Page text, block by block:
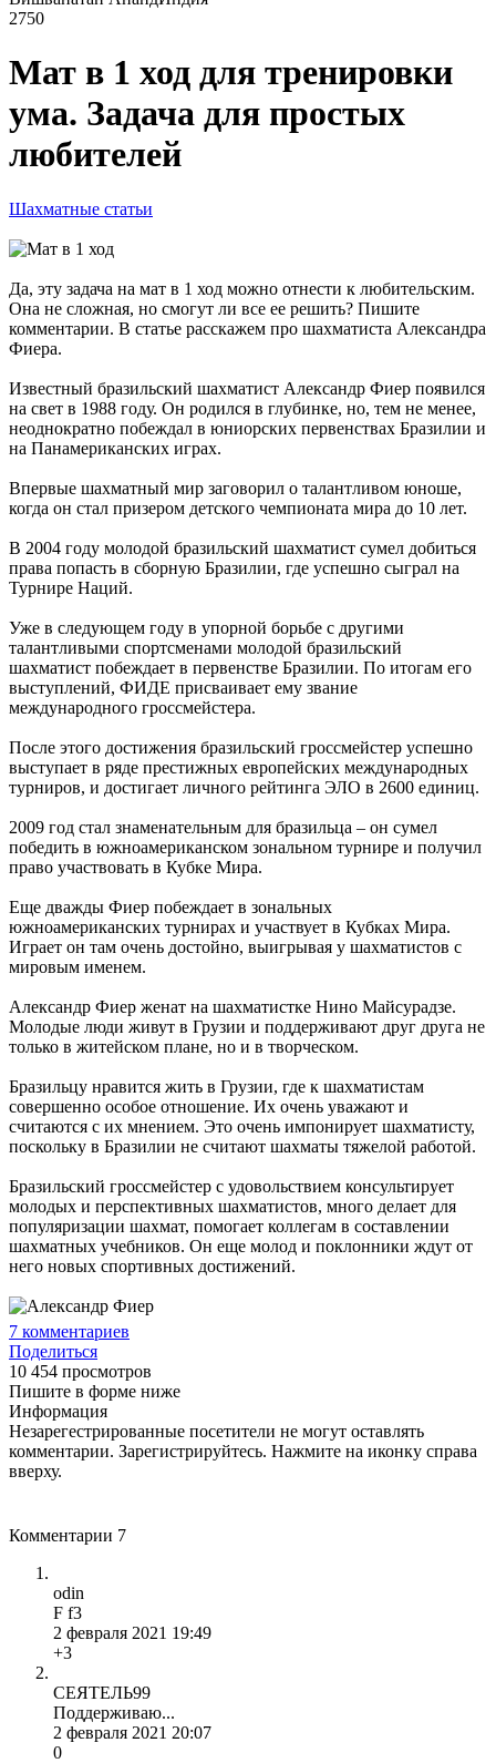
2750
Мат в 1 ход для тренировки
ума. Задача для простых
любителей
Шахматные статьи
Да, эту задача на мат в 1 ход можно отнести к любительским.
Она не сложная, но смогут ли все ее решить? Пишите
комментарии. В статье расскажем про шахматиста Александра
Фиера.
Известный бразильский шахматист Александр Фиер появился
на свет в 1988 году. Он родился в глубинке, но, тем не менее,
неоднократно побеждал в юниорских первенствах Бразилии и
на Панамериканских играх.
Впервые шахматный мир заговорил о талантливом юноше,
когда он стал призером детского чемпионата мира до 10 лет.
В 2004 году молодой бразильский шахматист сумел добиться
права попасть в сборную Бразилии, где успешно сыграл на
Турнире Наций.
Уже в следующем году в упорной борьбе с другими
талантливыми спортсменами молодой бразильский
шахматист побеждает в первенстве Бразилии. По итогам его
выступлений, ФИДЕ присваивает ему звание
международного гроссмейстера.
После этого достижения бразильский гроссмейстер успешно
выступает в ряде престижных европейских международных
турниров, и достигает личного рейтинга ЭЛО в 2600 единиц.
2009 год стал знаменательным для бразильца – он сумел
победить в южноамериканском зональном турнире и получил
право участвовать в Кубке Мира.
Еще дважды Фиер побеждает в зональных
южноамериканских турнирах и участвует в Кубках Мира.
Играет он там очень достойно, выигрывая у шахматистов с
мировым именем.
Александр Фиер женат на шахматистке Нино Майсурадзе.
Молодые люди живут в Грузии и поддерживают друг друга не
только в житейском плане, но и в творческом.
Бразильцу нравится жить в Грузии, где к шахматистам
совершенно особое отношение. Их очень уважают и
считаются с их мнением. Это очень импонирует шахматисту,
поскольку в Бразилии не считают шахматы тяжелой работой.
Бразильский гроссмейстер с удовольствием консультирует
молодых и перспективных шахматистов, много делает для
популяризации шахмат, помогает коллегам в составлении
шахматных учебников. Он еще молод и поклонники ждут от
него новых спортивных достижений.
7 комментариев
Поделиться
10 454 просмотров
Пишите в форме ниже
Информация
Незарегестрированные посетители не могут оставлять
комментарии. Зарегистрируйтесь. Нажмите на иконку справа
вверху.
Комментарии 7
odin
F f3
2 февраля 2021 19:49
+3
СЕЯТЕЛЬ99
Поддерживаю...
2 февраля 2021 20:07
0